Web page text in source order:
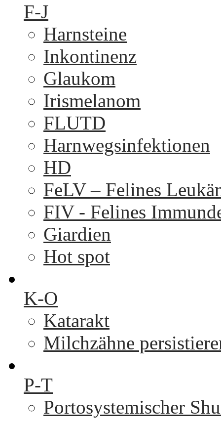
F-J
Harnsteine
Inkontinenz
Glaukom
Irismelanom
FLUTD
Harnwegsinfektionen
HD
FeLV – Felines
FIV - Felines
Giardien
Hot spot
K-O
Katarakt
Milchzähne
P-T
Portosystemischer